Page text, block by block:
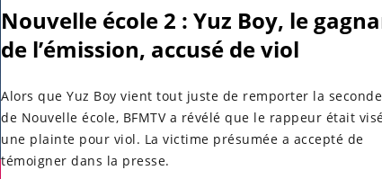
Nouvelle école 2 : Yuz Boy, le
de l’émission, accusé de viol
Alors que Yuz Boy vient tout juste de remporter la
de Nouvelle école, BFMTV a révélé que le rappeur était
une plainte pour viol. La victime présumée a accepté de
témoigner dans la presse.